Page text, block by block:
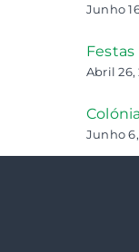
Junho
Abril 26,
Junho